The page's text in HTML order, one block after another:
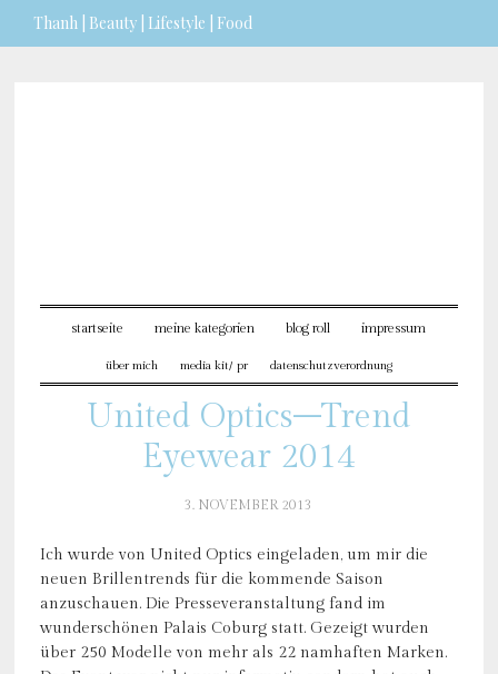
Thanh | Beauty | Lifestyle | Food
startseite meine kategorien blog roll impressum
über mich media kit/ pr datenschutzverordnung
United Optics–Trend
Eyewear 2014
3. NOVEMBER 2013
Ich wurde von United Optics eingeladen, um mir die
neuen Brillentrends für die kommende Saison
anzuschauen. Die Presseveranstaltung fand im
wunderschönen Palais Coburg statt. Gezeigt wurden
über 250 Modelle von mehr als 22 namhaften Marken.